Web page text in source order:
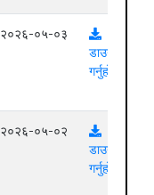
२०२६-०५-०३
डाउनलोड
गर्नुहोस्
२०२६-०५-०२
डाउनलोड
गर्नुहोस्